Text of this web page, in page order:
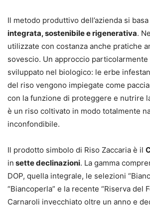
Il metodo produttivo dell’azienda si basa
integrata, sostenibile e rigenerativa.
utilizzate con costanza anche pratiche
sovescio. Un approccio
sviluppato nel biologico: le erbe
del riso vengono impiegate come
con la funzione di proteggere e nutrire
è un riso coltivato in modo totalmente
inconfondibile.
Il prodotto simbolo di Riso Zaccaria è il
in sette declinazioni. La gamma
DOP, quella integrale, le selezioni
“Biancoperla” e la recente “Riserva del
Carnaroli invecchiato oltre un anno e